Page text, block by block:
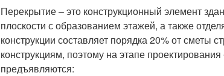
Перекрытие – это конструкционный элемент
плоскости с образованием этажей, а также
конструкции составляет порядка 20% от сметы
конструкциям, поэтому на этапе
предъявляются: